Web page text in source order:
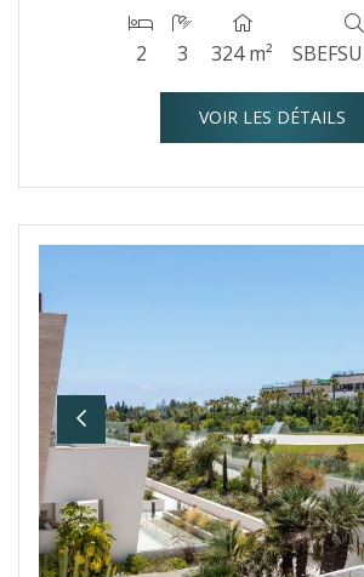
2 3 324 m²
VOIR LES DÉTAILS
Previous